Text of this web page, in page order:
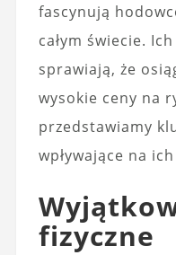
fascynują
całym świecie.
sprawiają, że
wysokie ceny na
przedstawiamy
wpływające na
fizyczne